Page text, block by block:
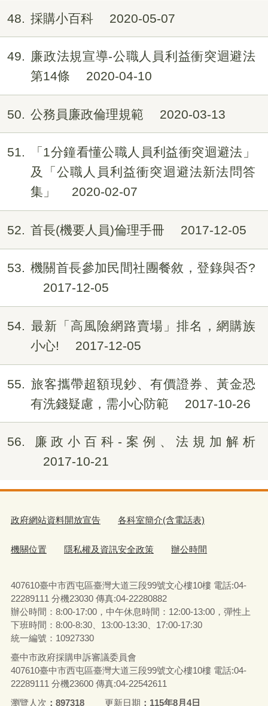
48 採購小百科 2020-05-07
49
廉政法規宣導-公職人員利益衝突迴避法
第14條
2020-04-10
50 公務員廉政倫理規範 2020-03-13
51
「1分鐘看懂公職人員利益衝突迴避法」
及「公職人員利益衝突迴避法新法問答
集」
2020-02-07
52 首長(機要人員)倫理手冊 2017-12-05
53
機關首長參加民間社團餐敘，登錄與否?
2017-12-05
54
最新「高風險網路賣場」排名，網購族
小心!
2017-12-05
55
旅客攜帶超額現鈔、有價證券、黃金恐
有洗錢疑慮，需小心防範
2017-10-26
56
廉政小百科-案例、法規加解析
2017-10-21
政府網站資料開放宣告 各科室簡介(含電話表)
機關位置 隱私權及資訊安全政策 辦公時間
407610臺中市西屯區臺灣大道三段99號文心樓10樓 電話:04-
22289111 分機23030 傳真:04-22280882
辦公時間：8:00-17:00，中午休息時間：12:00-13:00，彈性上
下班時間：8:00-8:30、13:00-13:30、17:00-17:30
統一編號：10927330
臺中市政府採購申訴審議委員會
407610臺中市西屯區臺灣大道三段99號文心樓10樓 電話:04-
22289111 分機23600 傳真:04-22542611
瀏覽人次
897318 更新日期 115年8月4日